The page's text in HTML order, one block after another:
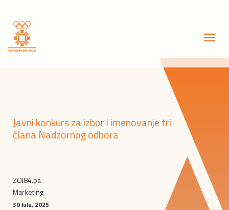
Javni konkurs za izbor i imenovanje tri
člana Nadzornog odbora
ZOI84.ba
Marketing
30 Jula, 2025